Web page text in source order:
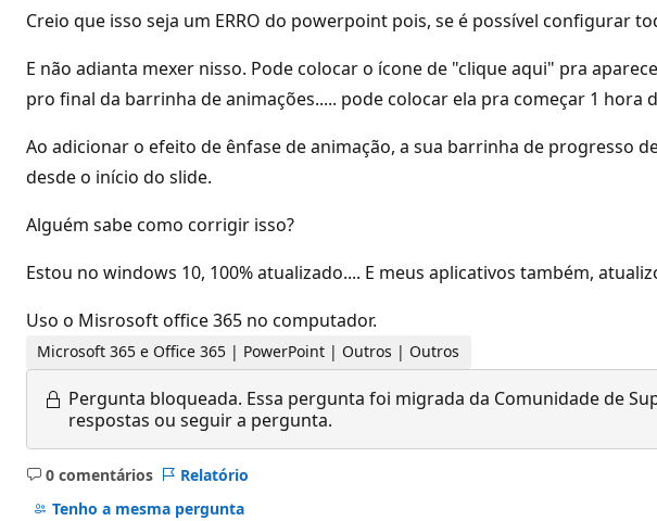
Creio que isso seja um ERRO do powerpoint pois, se é possível
E não adianta mexer nisso. Pode colocar o ícone de "clique aqui" pra
pro final da barrinha de animações..... pode colocar ela pra começar 1 hora
Ao adicionar o efeito de ênfase de animação, a sua barrinha de progresso
desde o início do slide.
Alguém sabe como corrigir isso?
Estou no windows 10, 100% atualizado.... E meus aplicativos também,
Uso o Misrosoft office 365 no computador.
Microsoft 365 e Office 365 | PowerPoint | Outros | Outros
Pergunta bloqueada. Essa pergunta foi migrada da Comunidade de
respostas ou seguir a pergunta.
0 comentários
Sem
comentários
Relatório
Tenho a mesma pergunta